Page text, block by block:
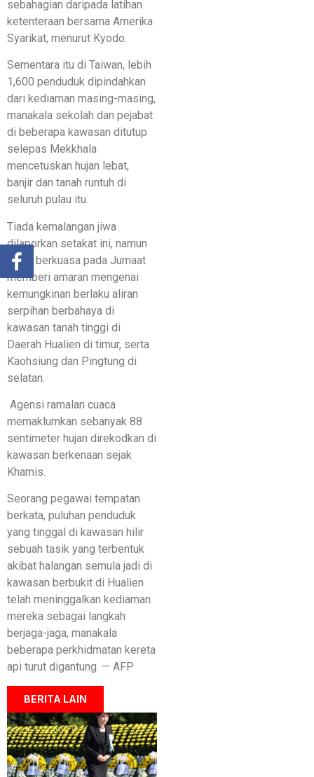
sebahagian daripada latihan
ketenteraan bersama Amerika
Syarikat, menurut Kyodo.
Sementara itu di Taiwan, lebih
1,600 penduduk dipindahkan
dari kediaman masing-masing,
manakala sekolah dan pejabat
di beberapa kawasan ditutup
selepas Mekkhala
mencetuskan hujan lebat,
banjir dan tanah runtuh di
seluruh pulau itu.
Tiada kemalangan jiwa
dilaporkan setakat ini, namun
pihak berkuasa pada Jumaat
memberi amaran mengenai
kemungkinan berlaku aliran
serpihan berbahaya di
kawasan tanah tinggi di
Daerah Hualien di timur, serta
Kaohsiung dan Pingtung di
selatan.
Agensi ramalan cuaca
memaklumkan sebanyak 88
sentimeter hujan direkodkan di
kawasan berkenaan sejak
Khamis.
Seorang pegawai tempatan
berkata, puluhan penduduk
yang tinggal di kawasan hilir
sebuah tasik yang terbentuk
akibat halangan semula jadi di
kawasan berbukit di Hualien
telah meninggalkan kediaman
mereka sebagai langkah
berjaga-jaga, manakala
beberapa perkhidmatan kereta
api turut digantung. — AFP
BERITA LAIN